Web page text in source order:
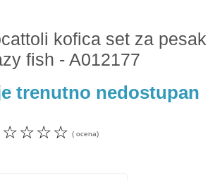
kofica set za pesak
fish - A012177
trenutno nedostupan
☆
☆
☆
☆ ( ocena)